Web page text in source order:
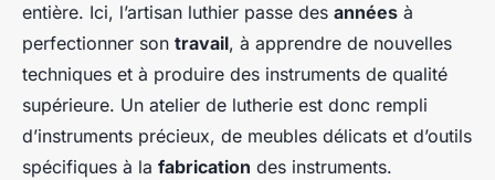
entière. Ici, l’artisan luthier passe des années à
perfectionner son travail, à apprendre de nouvelles
techniques et à produire des instruments de qualité
supérieure. Un atelier de lutherie est donc rempli
d’instruments précieux, de meubles délicats et d’outils
spécifiques à la fabrication des instruments.